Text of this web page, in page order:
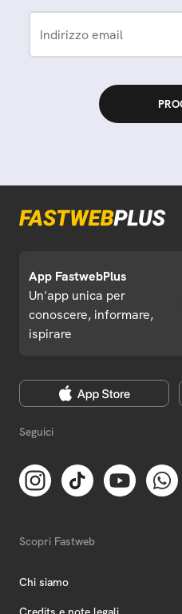
Indirizzo email
App FastwebPlus
Un'app unica per
conoscere, informare,
ispirare
Seguici
Scopri Fastweb
Chi siamo